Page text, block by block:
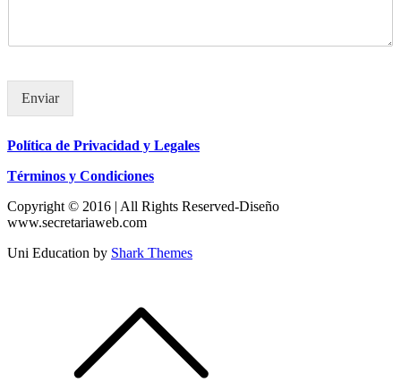
Enviar
Política de Privacidad y Legales
Términos y Condiciones
Copyright © 2016 | All Rights Reserved-Diseño
www.secretariaweb.com
Uni Education by Shark Themes